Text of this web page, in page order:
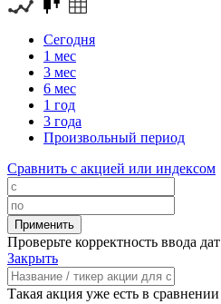
Сегодня
1 мес
3 мес
6 мес
1 год
3 года
Произвольный период
Сравнить с акцией или индексом
Проверьте корректность ввода дат
Закрыть
Такая акция уже есть в сравнении